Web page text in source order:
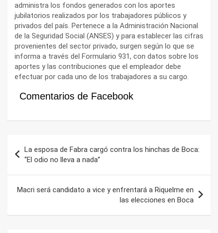
administra los fondos generados con los aportes
jubilatorios realizados por los trabajadores públicos y
privados del país. Pertenece a la Administración Nacional
de la Seguridad Social (ANSES) y para establecer las cifras
provenientes del sector privado, surgen según lo que se
informa a través del Formulario 931, con datos sobre los
aportes y las contribuciones que el empleador debe
efectuar por cada uno de los trabajadores a su cargo.
Comentarios de Facebook
de
entradas
La esposa de Fabra cargó contra los hinchas de Boca:
“El odio no lleva a nada”
Macri será candidato a vice y enfrentará a Riquelme en
las elecciones en Boca